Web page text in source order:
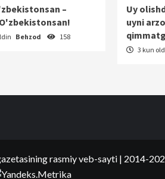
–
Behzod 158
Uy
uyni
3 kun
rasmiy veb-sayti | 2014-